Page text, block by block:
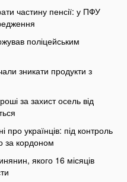
частину пенсії: у ПФУ
поліцейським
зникати продукти з
за захист осель від
українців: під контроль
за кордоном
якого 16 місяців